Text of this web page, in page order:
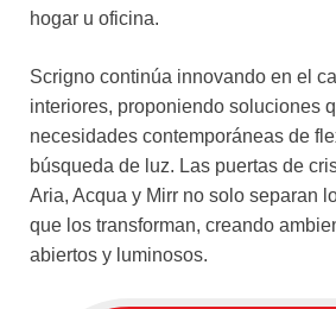
hogar u oficina.
Scrigno continúa innovando en el
interiores, proponiendo soluciones
necesidades contemporáneas de
búsqueda de luz. Las puertas de
Aria, Acqua y Mirr no solo separan
que los transforman, creando
abiertos y luminosos.